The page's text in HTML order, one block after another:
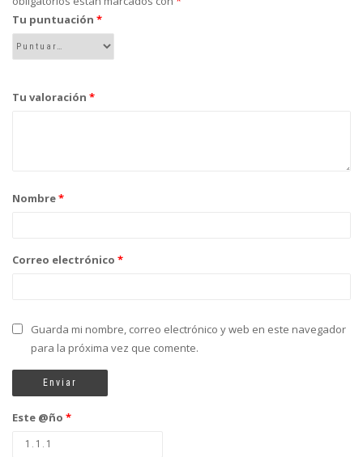
Tu puntuación *
Tu valoración *
Nombre*
Correo electrónico *
Guarda mi nombre, correo electrónico y web en este navegador
para la próxima vez que comente.
Este @ño *